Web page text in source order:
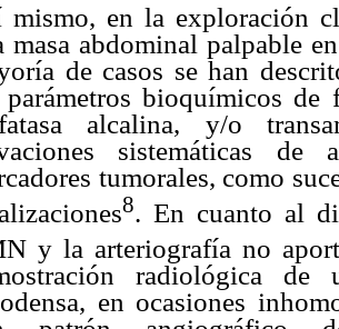
mismo, en la exploración
masa abdominal palpable
de casos se han
bioquímicos de
alcalina, y/o
sistemáticas
tumorales, como
8. En cuanto al
y la arteriografía no
radiológica de
en ocasiones